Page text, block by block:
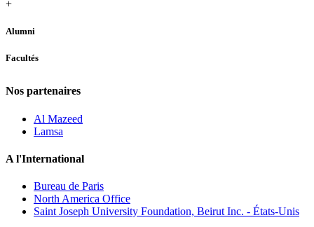
+
Alumni
Facultés
Nos partenaires
Al Mazeed
Lamsa
A l'International
Bureau de Paris
North America Office
Saint Joseph University Foundation, Beirut Inc. - États-Unis